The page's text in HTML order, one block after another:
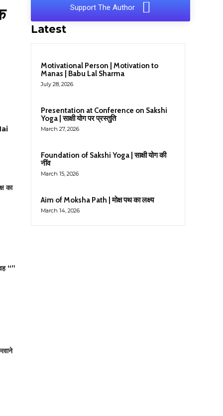
का
“”
Support The Author
Latest
Motivational Person | Motivation to
Manas | Babu Lal Sharma
July 28, 2026
Presentation at Conference on Sakshi
Yoga | साक्षी योग पर प्रस्तुति
March 27, 2026
Foundation of Sakshi Yoga | साक्षी योग की
नींव
March 15, 2026
Aim of Moksha Path | मोक्ष पथ का लक्ष्य
March 14, 2026